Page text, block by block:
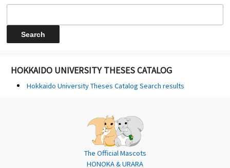
HOKKAIDO UNIVERSITY THESES CATALOG
Hokkaido University Theses Catalog Search results
The Official Mascots
HONOKA & URARA